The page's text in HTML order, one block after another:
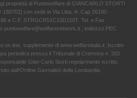
proprietà di Puntowelfare di GIANCARLO STORTI
188702] con sede in Via Litta, 4- Cap 26100
e C.F. STRGCR51C10D150T. Tel. e Fax
puntowelfare@welfarenetwork.it ; indirizzo PEC
on line, supplemento di www.welfareitalia.it ,Iscritto
periodica presso il Tribunale di Cremona n. 393
Gian Carlo Storti regolarmente iscritto
dall’Ordine Giornalisti della Lombardia.